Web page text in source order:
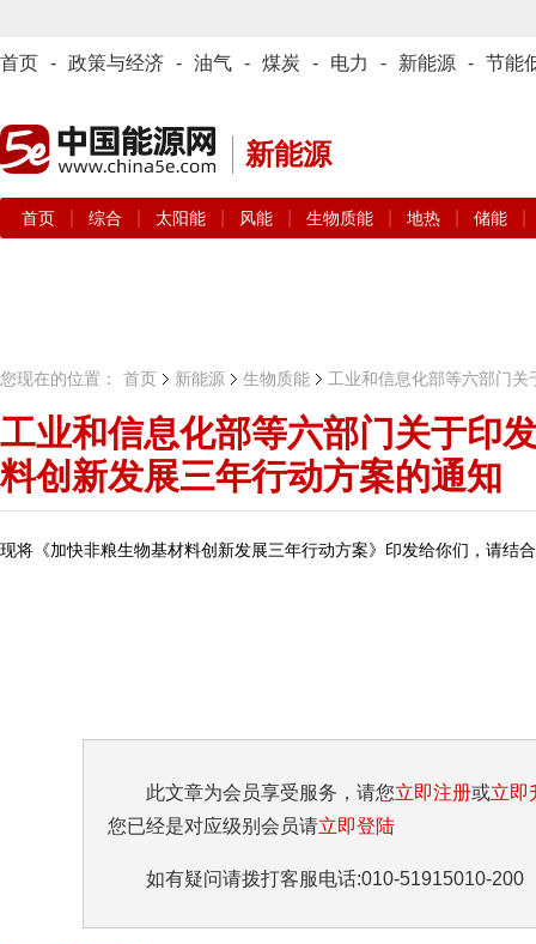
首页 - 政策与经济 - 油气 - 煤炭 - 电力 - 新能源 - 节能
新能源
首页 综合 太阳能 风能 生物质能 地热 储能
您现在的位置： 首页 新能源 生物质能 工业和信息化部等六部门
工业和信息化部等六部门关于印
料创新发展三年行动方案的通知
现将《加快非粮生物基材料创新发展三年行动方案》印发给你们，请结
此文章为会员享受服务，请您立即注册或立即
您已经是对应级别会员请立即登陆
如有疑问请拨打客服电话:010-51915010-200